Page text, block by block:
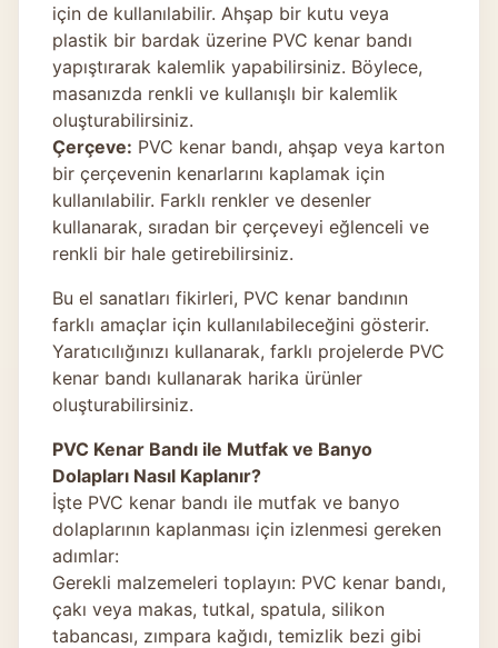
için de kullanılabilir. Ahşap bir kutu veya
plastik bir bardak üzerine PVC kenar bandı
yapıştırarak kalemlik yapabilirsiniz. Böylece,
masanızda renkli ve kullanışlı bir kalemlik
oluşturabilirsiniz.
Çerçeve: PVC kenar bandı, ahşap veya karton
bir çerçevenin kenarlarını kaplamak için
kullanılabilir. Farklı renkler ve desenler
kullanarak, sıradan bir çerçeveyi eğlenceli ve
renkli bir hale getirebilirsiniz.
Bu el sanatları fikirleri, PVC kenar bandının
farklı amaçlar için kullanılabileceğini gösterir.
Yaratıcılığınızı kullanarak, farklı projelerde PVC
kenar bandı kullanarak harika ürünler
oluşturabilirsiniz.
PVC Kenar Bandı ile Mutfak ve Banyo
Dolapları Nasıl Kaplanır?
İşte PVC kenar bandı ile mutfak ve banyo
dolaplarının kaplanması için izlenmesi gereken
adımlar:
Gerekli malzemeleri toplayın: PVC kenar bandı,
çakı veya makas, tutkal, spatula, silikon
tabancası, zımpara kağıdı, temizlik bezi gibi